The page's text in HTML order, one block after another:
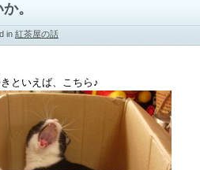
。
in 紅茶屋の話
といえば、こちら♪